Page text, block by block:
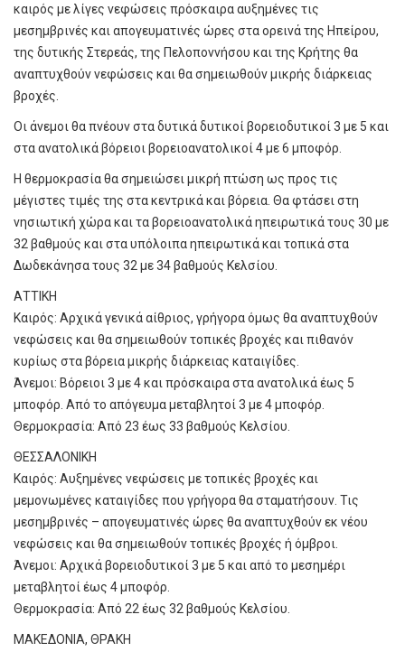
καιρός με λίγες νεφώσεις πρόσκαιρα αυξημένες τις
μεσημβρινές και απογευματινές ώρες στα ορεινά της Ηπείρου,
της δυτικής Στερεάς, της Πελοποννήσου και της Κρήτης θα
αναπτυχθούν νεφώσεις και θα σημειωθούν μικρής διάρκειας
βροχές.
Οι άνεμοι θα πνέουν στα δυτικά δυτικοί βορειοδυτικοί 3 με 5 και
στα ανατολικά βόρειοι βορειοανατολικοί 4 με 6 μποφόρ.
Η θερμοκρασία θα σημειώσει μικρή πτώση ως προς τις
μέγιστες τιμές της στα κεντρικά και βόρεια. Θα φτάσει στη
νησιωτική χώρα και τα βορειοανατολικά ηπειρωτικά τους 30 με
32 βαθμούς και στα υπόλοιπα ηπειρωτικά και τοπικά στα
Δωδεκάνησα τους 32 με 34 βαθμούς Κελσίου.
ΑΤΤΙΚΗ
Καιρός: Αρχικά γενικά αίθριος, γρήγορα όμως θα αναπτυχθούν
νεφώσεις και θα σημειωθούν τοπικές βροχές και πιθανόν
κυρίως στα βόρεια μικρής διάρκειας καταιγίδες.
Άνεμοι: Βόρειοι 3 με 4 και πρόσκαιρα στα ανατολικά έως 5
μποφόρ. Από το απόγευμα μεταβλητοί 3 με 4 μποφόρ.
Θερμοκρασία: Από 23 έως 33 βαθμούς Κελσίου.
ΘΕΣΣΑΛΟΝΙΚΗ
Καιρός: Αυξημένες νεφώσεις με τοπικές βροχές και
μεμονωμένες καταιγίδες που γρήγορα θα σταματήσουν. Τις
μεσημβρινές – απογευματινές ώρες θα αναπτυχθούν εκ νέου
νεφώσεις και θα σημειωθούν τοπικές βροχές ή όμβροι.
Άνεμοι: Αρχικά βορειοδυτικοί 3 με 5 και από το μεσημέρι
μεταβλητοί έως 4 μποφόρ.
Θερμοκρασία: Από 22 έως 32 βαθμούς Κελσίου.
ΜΑΚΕΔΟΝΙΑ, ΘΡΑΚΗ